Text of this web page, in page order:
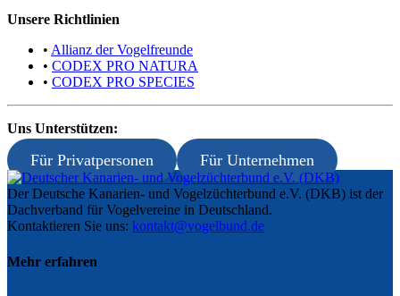
Unsere Richtlinien
• Allianz der Vogelfreunde
• CODEX PRO NATURA
• CODEX PRO SPECIES
Uns Unterstützen:
Für Privatpersonen Für Unternehmen
Der Deutsche Kanarien- und Vogelzüchterbund e.V. (DKB) ist der
Dachverband für Vogelvereine in Deutschland.
Kontaktieren Sie uns: kontakt@vogelbund.de
Mehr erfahren